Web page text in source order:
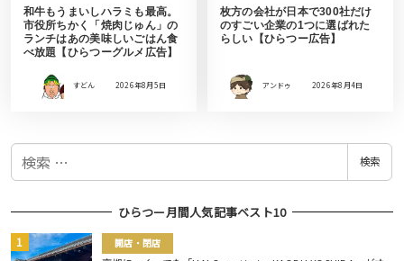
和牛もうまいしハラミも最高。
市役所ちかく「焼肉じゅん」の
ランチはあの美味しいごはん食
べ放題【ひらつーグルメ広告】
すどん 2026年8月5日
枚方の会社が日本で300社だけ
のすごい企業の1つに選ばれた
らしい【ひらつー広告】
アンドゥ 2026年8月4日
検
検索
ひらつー月間人気記事ベスト10
開店・閉店